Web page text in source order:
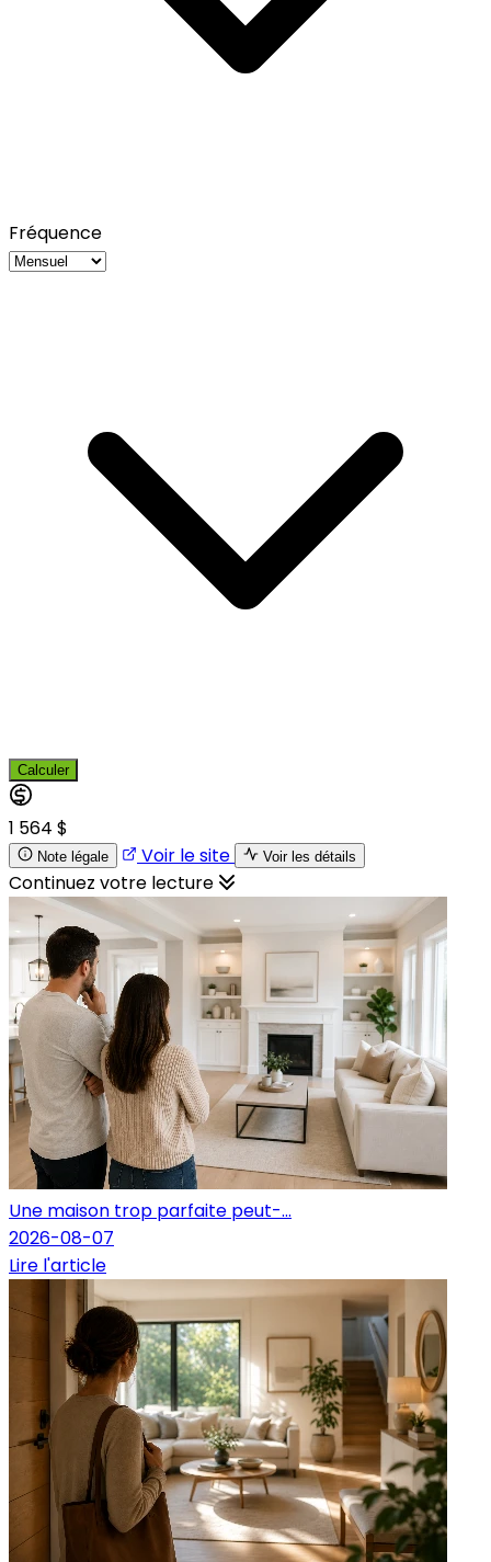
Fréquence
Calculer
1 564 $
Note légale Voir le site Voir les détails
Continuez votre lecture
Une maison trop parfaite peut-...
2026-08-07
Lire l'article